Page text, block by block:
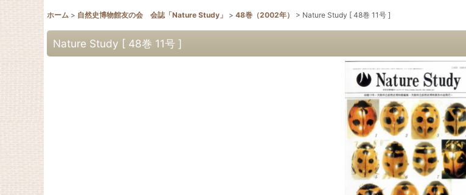
ホーム > 自然史博物館友の会 会誌「Nature Study」 > 48巻（2002年） > Nature Study [ 48巻 11号 ]
Nature Study [ 48巻 11号 ]